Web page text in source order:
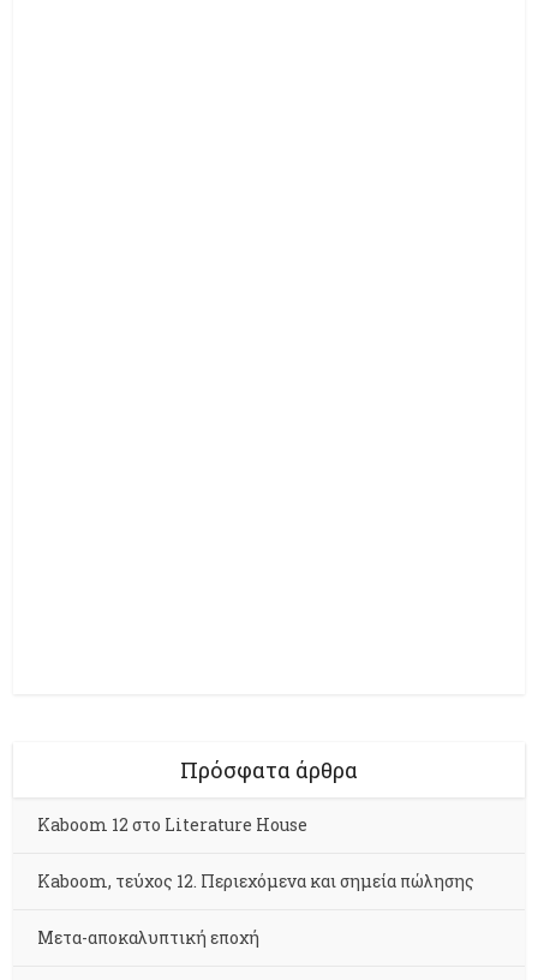
Πρόσφατα άρθρα
Kaboom 12 στο Literature House
Kaboom, τεύχος 12. Περιεχόμενα και σημεία πώλησης
Μετα-αποκαλυπτική εποχή